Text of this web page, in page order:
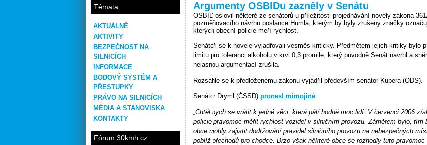
Témata
AKTUÁLNĚ
AKTIVITY
BEZPEČNOST NA
SILNICÍCH
INFORMACE
BODOVÝ SYSTÉM A
PŘESTUPKY
PRÁVO NA SILNICÍCH
MÉDIA A STANOVISKA
KONTAKTY
Fórum 30kmh.cz
Argumenty OSBIDu zazněly v Senátu
OSBID oslovil některé ze senátorů u příležitosti projednávání novely zákona
pozměňovacího návrhu poslance Humla, kterým by byly zrušeny značky
kterých obecní policie meří rychlost.
Senátoři se k novele vyjadřovali vesměs kriticky. Předmětem jejich kritiky bylo
limitu pro toleranci alkoholu v krvi 0,3 promile, který původně Senát navrhl a
nejasnou argumentací zrušila.
Rozsáhle se k předloženému zákonu vyjádřil především senátor Kubera (ODS).
Senátor Dryml (ČSSD) pronesl mimojiné:
„Chtěl bych se vrátit k jedné věci, která pálí hodně moc lidí. V červenci 2006
policie pravomoc měřit rychlost vozidel v silničním provozu. Záměrem bylo, tím
obce mohly zajistit dodržování pravidel silničního provozu na nebezpečných
poblíž přechodů pro chodce. Brzo však některé obce se rozhodly tuto